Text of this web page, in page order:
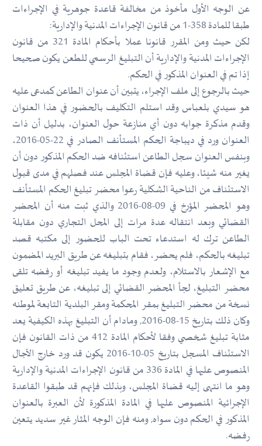
عن الوجه الأول مأخوذ من مخالفة قاعدة جوهرية في الإجراءات
طبقا للمادة 358-1 من قانون الإجراءات المدنية والإدارية:
لكن حيث ومن المقرر قانونا عملا بأحكام المادة 321 من قانون
الإجراءات المدنية والإدارية أن التبليغ الرسمي للطعن يكون صحيحا
إذا تم في العنوان المذكور في الحكم.
حيث بالرجوع إلى ملف الإجراء، يتبين أن عنوان الطاعن كمدعى عليه
هو سيدي بلعباس وقد استلم التكليف بالحضور في هذا العنوان
وقدم مذكرة جوابه دون أي منازعة حول العنوان، بدليل أن ذات
العنوان ورد في ديباجة الحكم المستأنف الصادر في 22-05-2016،
وبنفس العنوان سجل الطاعن استئنافه ضد الحكم المذكور دون أن
يغير منه شيئا، وعليه فإن قضاة المجلس عند فصلهم في مدى قبول
الاستئناف من الناحية الشكلية رعوا محضر تبليغ الحكم المستأنف
وهو المحضر المؤرخ في 09-08-2016 والذي ثبت منه أن المحضر
القضائي وبعد انتقاله عدة مرات إلى المحل التجاري دون مقابلة
الطاعن ترك له استدعاء تحت الباب للحضور إلى مكتبه قصد
تبليغه بالحكم، فلم يحضر، فقام بتبليغه عن طريق البريد المضمون
مع الإشعار بالاستلام، ولعدم وجود ما يفيد تبليغه أو رفضه تلقى
محضر التبليغ، لجأ المحضر القضائي إلى تبليغه، عن طريق تعليق
نسخة من محضر التبليغ بمقر المحكمة ومقر البلدية التابعة لموطنه
وكان ذلك بتاريخ 15-08-2016, ومادام أن التبليغ بهذه الكيفية يعد
مثابة تبليغ شخصي وفقا لأحكام المادة 412 من ذات القانون فإن
الاستئناف المسجل بتاريخ 05-10-2016 يكون قد ورد خارج الآجال
المنصوص عليها في المادة 336 من قانون الإجراءات المدنية والإدارية
وهو ما انتهى إليه قضاة المجلس، وبذلك فإنهم قد طبقوا القاعدة
الإجرائية المنصوص عليها في المادة المذكورة لأن العبرة بالعنوان
المذكور في الحكم دون سواه, ومنه فإن الوجه المثار غير سديد يتعين
رفضه.